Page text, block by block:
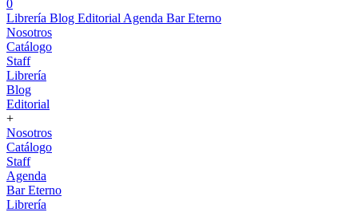
0
Librería Blog Editorial Agenda Bar Eterno
Nosotros
Catálogo
Staff
Librería
Blog
Editorial
+
Nosotros
Catálogo
Staff
Agenda
Bar Eterno
Librería